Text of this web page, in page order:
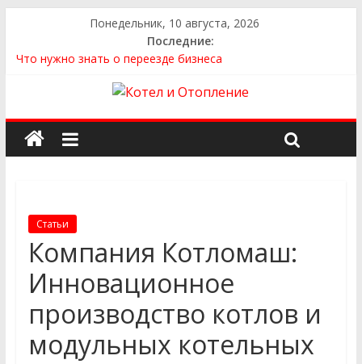
Понедельник, 10 августа, 2026
Последние:
Что нужно знать о переезде бизнеса
Как выбрать сантехнику и отопление для дома в
Как найти идеальный каркасный дом для жизни за городом
и не ошибиться в выборе
Статьи
Компания Котломаш:
Инновационное
производство котлов и
модульных котельных